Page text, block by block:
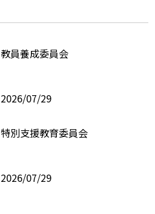
教員養成委員会
2026/07/29
特別支援教育委員会
2026/07/29